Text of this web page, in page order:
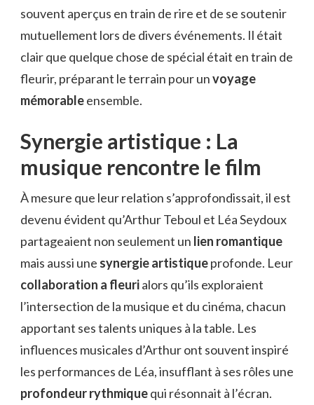
souvent aperçus en train de rire et de se soutenir
mutuellement lors de divers événements. Il était
clair que quelque chose de spécial était en train de
fleurir, préparant le terrain pour unvoyage
mémorableensemble.
Synergie artistique : La
musique rencontre le film
À mesure que leur relation s’approfondissait, il est
devenu évident qu’Arthur Teboul et Léa Seydoux
partageaient non seulement un lien romantique
mais aussi une synergie artistiqueprofonde. Leur
collaboration a fleurialors qu’ils exploraient
l’intersection de la musique et du cinéma, chacun
apportant ses talents uniques à la table. Les
influences musicales d’Arthur ont souvent inspiré
les performances de Léa, insufflant à ses rôles une
profondeur rythmiquequi résonnait à l’écran.